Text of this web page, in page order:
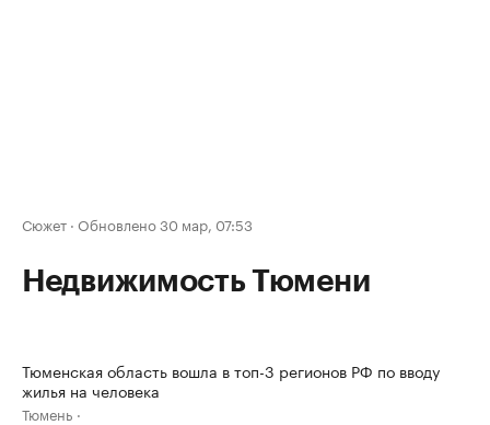
Сюжет · Обновлено 30 мар, 07:53
Недвижимость Тюмени
Тюменская область вошла в топ-3 регионов РФ по вводу
жилья на человека
Тюмень